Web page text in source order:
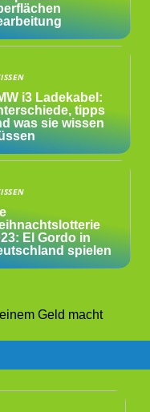
i3 Ladekabel:
tipps
was sie wissen
El Gordo in
spielen
Geld macht